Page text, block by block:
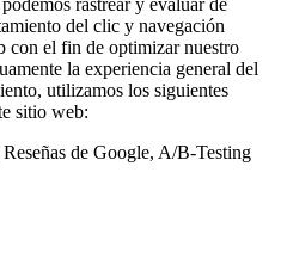
rastrear y evaluar de
del clic y navegación
con el fin de optimizar nuestro
la experiencia general del
utilizamos los siguientes
sitio web:
de Google, A/B-Testing